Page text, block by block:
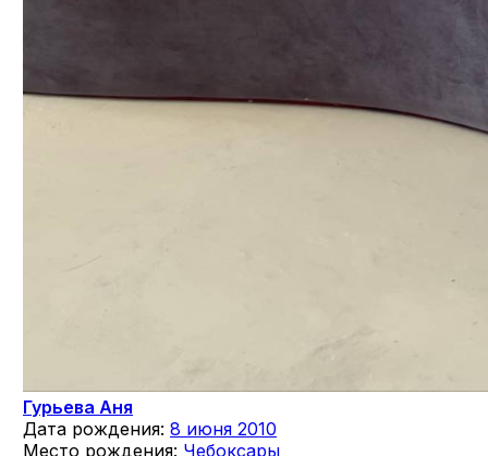
Гурьева Аня
Дата рождения: 8 июня 2010
Место рождения: Чебоксары